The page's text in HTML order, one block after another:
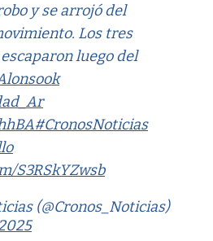
y se arrojó del
Los tres
luego del
#CronosNoticias
S3RSkYZwsb
(@Cronos_Noticias)